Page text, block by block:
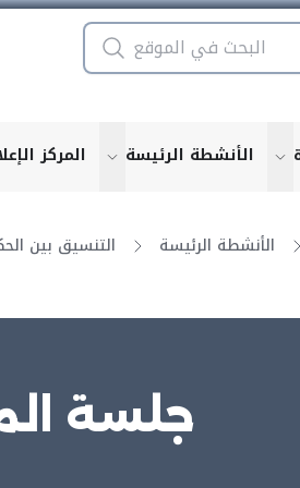
show submenu for "More"
الأنشطة الرئيسة for "More"
المركز
الأنشطة الرئيسة
جلسة